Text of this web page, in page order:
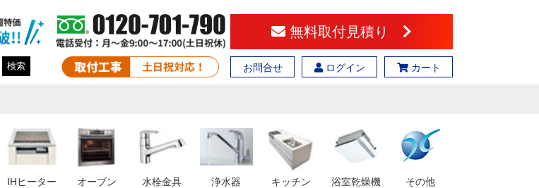
検索
無料取付見積り
お問合せ ログイン カート
IHヒーター オーブン 水栓金具 浄水器 キッチン 浴室乾燥機 その他